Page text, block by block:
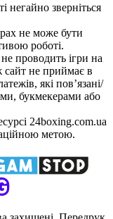
негайно зверніться
не може бути
роботі.
проводить ігри на
сайт не приймає в
які пов’язані/
букмекерами або
24boxing.com.ua
метою.